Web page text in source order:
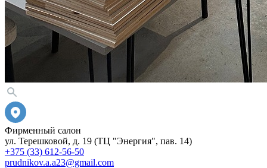
Фирменный салон
ул. Терешковой, д. 19 (ТЦ "Энергия", пав. 14)
+375 (33) 612-56-50
prudnikov.a.a23@gmail.com